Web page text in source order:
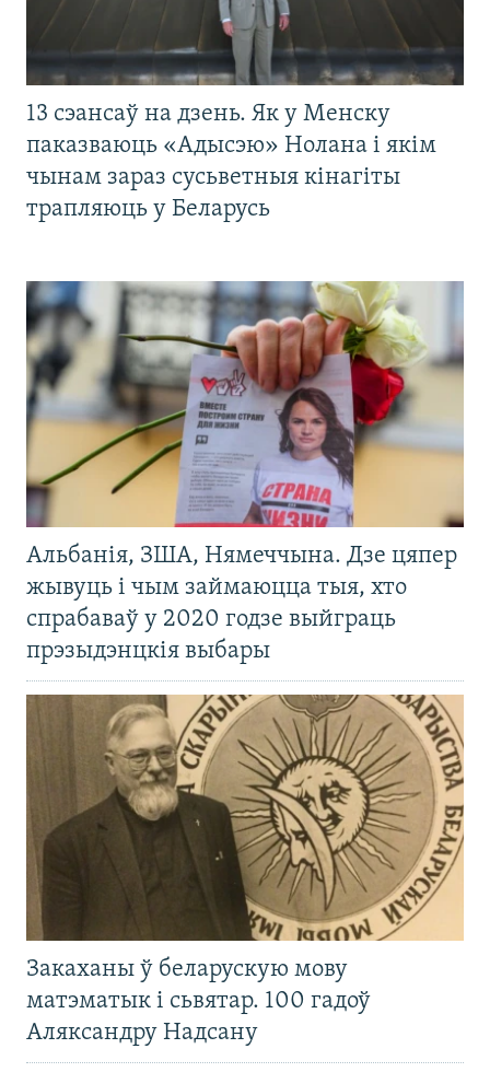
13 сэансаў на дзень. Як у Менску
паказваюць «Адысэю» Нолана і якім
чынам зараз сусьветныя кінагіты
трапляюць у Беларусь
Альбанія, ЗША, Нямеччына. Дзе цяпер
жывуць і чым займаюцца тыя, хто
спрабаваў у 2020 годзе выйграць
прэзыдэнцкія выбары
Закаханы ў беларускую мову
матэматык і сьвятар. 100 гадоў
Аляксандру Надсану